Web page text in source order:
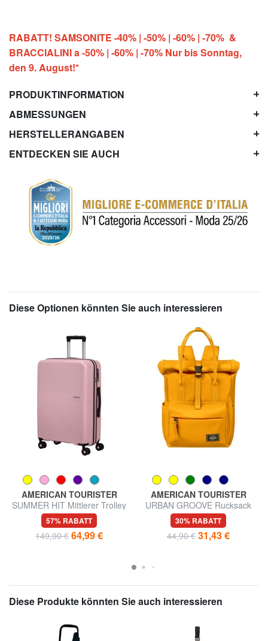
RABATT! SAMSONITE -40% | -50% | -60% | -70% &
BRACCIALINI a -50% | -60% | -70% Nur bis Sonntag,
den 9. August!*
PRODUKTINFORMATION
ABMESSUNGEN
HERSTELLERANGABEN
ENTDECKEN SIE AUCH
Diese Optionen könnten Sie auch interessieren
AMERICAN TOURISTER
SUMMER HIT Mittlerer Trolley
57% RABATT
149,90 € 64,99 €
AMERICAN TOURISTER
URBAN GROOVE Rucksack
30% RABATT
44,90 € 31,43 €
Diese Produkte könnten Sie auch interessieren